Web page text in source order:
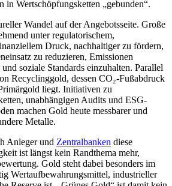
in Wertschöpfungsketten „gebunden“.
Wandel auf der Angebotsseite. Große
unter regulatorischem,
Druck, nachhaltiger zu fördern,
zu reduzieren, Emissionen
soziale Standards einzuhalten. Parallel
Recyclinggold, dessen CO₂-Fußabdruck
liegt. Initiativen zu
unabhängigen Audits und ESG-
machen Gold heute messbarer und
Metalle.
Anleger und Zentralbanken diese
ist längst kein Randthema mehr,
Gold steht dabei besonders im
Wertaufbewahrungsmittel, industrieller